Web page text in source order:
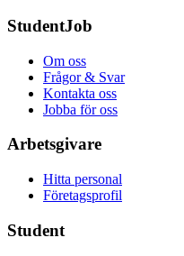
StudentJob
Om oss
Frågor & Svar
Kontakta oss
Jobba för oss
Arbetsgivare
Hitta personal
Företagsprofil
Student